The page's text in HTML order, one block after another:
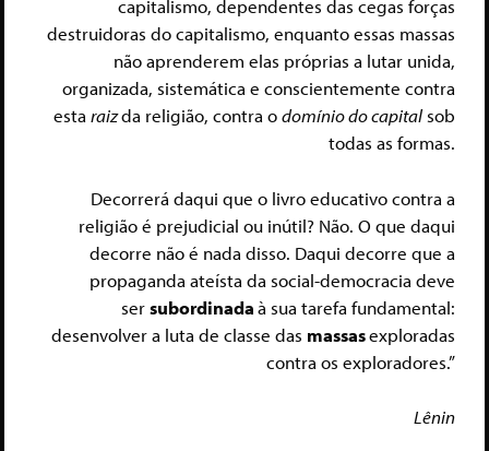
capitalismo, dependentes das cegas forças
destruidoras do capitalismo, enquanto essas massas
não aprenderem elas próprias a lutar unida,
organizada, sistemática e conscientemente contra
estaraizda religião, contra odomínio do capitalsob
todas as formas.
Decorrerá daqui que o livro educativo contra a
religião é prejudicial ou inútil? Não. O que daqui
decorre não é nada disso. Daqui decorre que a
propaganda ateísta da social-democracia deve
sersubordinadaà sua tarefa fundamental:
desenvolver a luta de classe das massasexploradas
contra os exploradores.”
Lênin